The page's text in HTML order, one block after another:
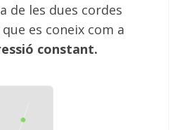
de les dues cordes
es coneix com a
constant.